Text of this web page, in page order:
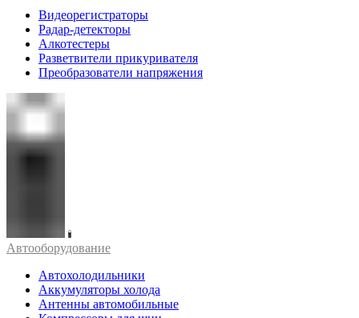
Видеорегистраторы
Радар-детекторы
Алкотестеры
Разветвители прикуривателя
Преобразователи напряжения
Автооборудование
Автохолодильники
Аккумуляторы холода
Антенны автомобильные